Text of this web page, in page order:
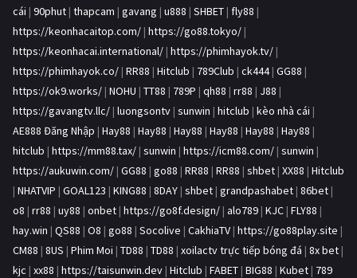
cái | 90phut | thapcam | gavang | u888 | SHBET | fly88 |
https://keonhacaitop.com/ | https://go88.tokyo/ |
https://keonhacai.international/ | https://phimhayok.tv/ |
https://phimhayok.co/ | RR88 | Hitclub | 789Club | ck444| GG88 |
https://ok9.works/ | NOHU | TT88 | 789P | qh88 | rr88 | J88 |
https://gavangtv.llc/ | luongsontv | sunwin | hitclub | kèo nhà cái |
AE888 Đăng Nhập | Hay88 | Hay88 | Hay88 | Hay88 | Hay88 | Hay88 |
hitclub | https://mm88.tax/ | sunwin | https://icm88.com/ | sunwin |
https://aukuwin.com/ | GG88 | go88 | RR88 | RR88 | shbet | XX88 | Hitclub
| NHATVIP | GOAL123 | KING88 | 8DAY | shbet | grandpashabet | 86bet |
o8 | rr88 | uy88 | onbet | https://go8f.design/ | alo789 | KJC | FLY88 |
hay.win | QS88 | O8 | go88 | Socolive | CakhiaTV | https://go88play.site |
CM88 | 8US | Phim Moi | TD88 | TD88 | xoilactv trực tiếp bóng đá | 8x bet |
kjc | xx88 | https://taisunwin.dev | Hitclub | FABET | BIG88 | Kubet | 789